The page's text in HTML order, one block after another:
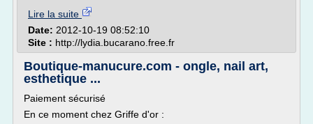
Lire la suite
Date: 2012-10-19 08:52:10
Site : http://lydia.bucarano.free.fr
Boutique-manucure.com - ongle, nail art,
esthetique ...
Paiement sécurisé
En ce moment chez Griffe d'or :